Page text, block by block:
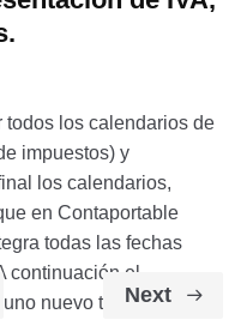
todos los calendarios de
impuestos) y
los calendarios,
en Contaportable
todas las fechas
continuación el
nuevo todos […]
Next